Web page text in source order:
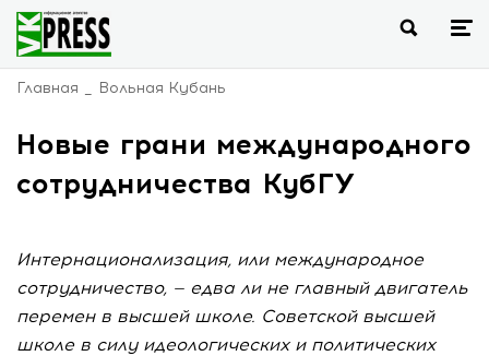
Главная Вольная Кубань
Новые грани международного
сотрудничества КубГУ
Интернационализация, или международное
сотрудничество, — едва ли не главный двигатель
перемен в высшей школе. Советской высшей
школе в силу идеологических и политических